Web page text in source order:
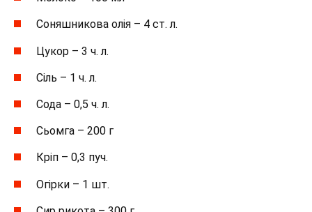
Соняшникова олія – 4 ст. л.
Цукор – 3 ч. л.
Сіль – 1 ч. л.
Сода – 0,5 ч. л.
Сьомга – 200 г
Кріп – 0,3 пуч.
Огірки – 1 шт.